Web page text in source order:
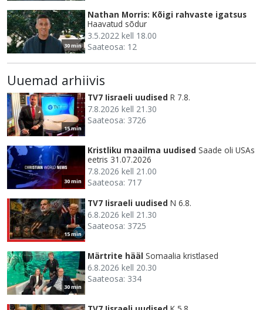
30 min
Nathan Morris: Kõigi rahvaste igatsus
Haavatud sõdur
3.5.2022 kell 18.00
Saateosa: 12
Uuemad arhiivis
15 min
TV7 Iisraeli uudised R 7.8.
7.8.2026 kell 21.30
Saateosa: 3726
30 min
Kristliku maailma uudised Saade oli USAs
eetris 31.07.2026
7.8.2026 kell 21.00
Saateosa: 717
15 min
TV7 Iisraeli uudised N 6.8.
6.8.2026 kell 21.30
Saateosa: 3725
30 min
Märtrite hääl Somaalia kristlased
6.8.2026 kell 20.30
Saateosa: 334